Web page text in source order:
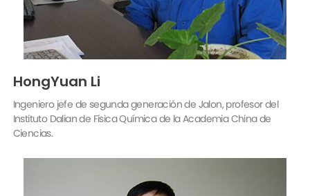
HongYuan Li
Ingeniero jefe de segunda generación de Jalon, profesor del
Instituto Dalian de Física Química de la Academia China de
Ciencias.